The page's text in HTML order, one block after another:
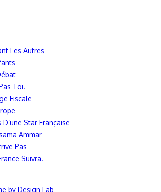
Les Autres
Toi.
Fiscale
D’une Star Française
Ammar
Pas
Suivra.
by Design Lab